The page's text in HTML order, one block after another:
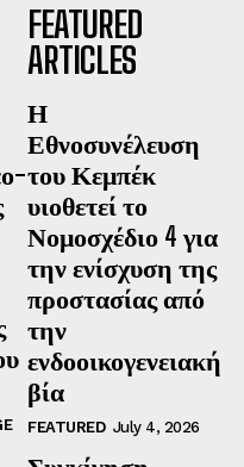
FEATURED
ARTICLES
Η
Εθνοσυνέλευση
του Κεμπέκ
υιοθετεί το
Νομοσχέδιο 4 για
την ενίσχυση της
προστασίας από
την
ενδοοικογενειακή
βία
FEATURED July 4, 2026